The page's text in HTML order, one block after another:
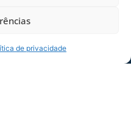
de privacidade